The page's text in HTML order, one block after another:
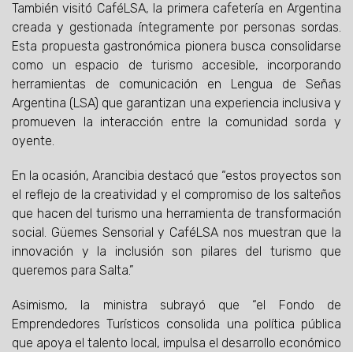
También visitó CaféLSA, la primera cafetería en Argentina
creada y gestionada íntegramente por personas sordas.
Esta propuesta gastronómica pionera busca consolidarse
como un espacio de turismo accesible, incorporando
herramientas de comunicación en Lengua de Señas
Argentina (LSA) que garantizan una experiencia inclusiva y
promueven la interacción entre la comunidad sorda y
oyente.
En la ocasión, Arancibia destacó que “estos proyectos son
el reflejo de la creatividad y el compromiso de los salteños
que hacen del turismo una herramienta de transformación
social. Güemes Sensorial y CaféLSA nos muestran que la
innovación y la inclusión son pilares del turismo que
queremos para Salta.”
Asimismo, la ministra subrayó que “el Fondo de
Emprendedores Turísticos consolida una política pública
que apoya el talento local, impulsa el desarrollo económico